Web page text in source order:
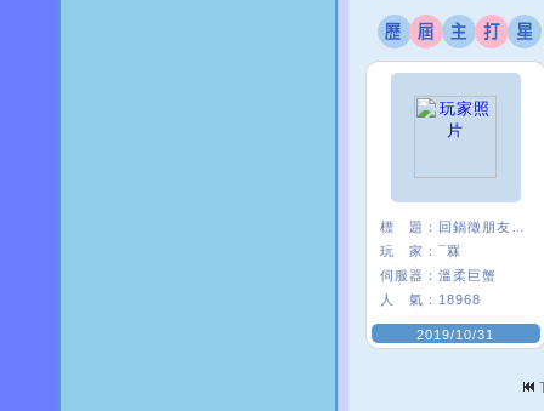
標 題：
玩 家： ¯罧
伺服器： 溫柔巨蟹
人 氣： 18968
2019/10/31